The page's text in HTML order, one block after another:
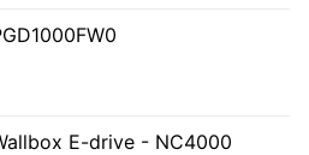
E-drive - NC4000